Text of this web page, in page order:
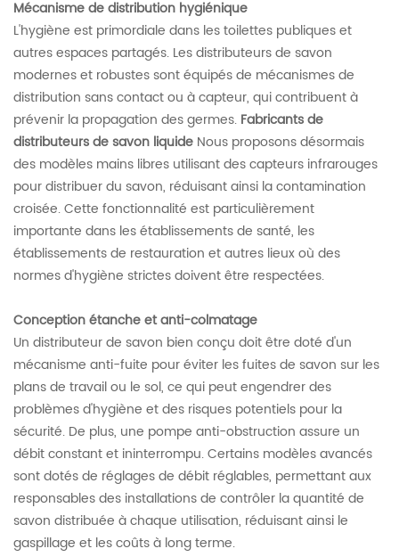
Mécanisme de distribution hygiénique
L'hygiène est primordiale dans les toilettes publiques et
autres espaces partagés. Les distributeurs de savon
modernes et robustes sont équipés de mécanismes de
distribution sans contact ou à capteur, qui contribuent à
prévenir la propagation des germes. Fabricants de
distributeurs de savon liquide Nous proposons désormais
des modèles mains libres utilisant des capteurs infrarouges
pour distribuer du savon, réduisant ainsi la contamination
croisée. Cette fonctionnalité est particulièrement
importante dans les établissements de santé, les
établissements de restauration et autres lieux où des
normes d'hygiène strictes doivent être respectées.
Conception étanche et anti-colmatage
Un distributeur de savon bien conçu doit être doté d'un
mécanisme anti-fuite pour éviter les fuites de savon sur les
plans de travail ou le sol, ce qui peut engendrer des
problèmes d'hygiène et des risques potentiels pour la
sécurité. De plus, une pompe anti-obstruction assure un
débit constant et ininterrompu. Certains modèles avancés
sont dotés de réglages de débit réglables, permettant aux
responsables des installations de contrôler la quantité de
savon distribuée à chaque utilisation, réduisant ainsi le
gaspillage et les coûts à long terme.